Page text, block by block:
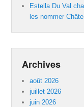
Estella Du Val
les nommer
Archives
août 2026
juillet 2026
juin 2026